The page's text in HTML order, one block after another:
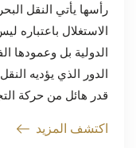
رأسها يأتي النقل
الاستغلال باعتباره
الدولية بل وعمودها
الدور الذي يؤديه
قدر هائل من حركة
اكتشف المزيد